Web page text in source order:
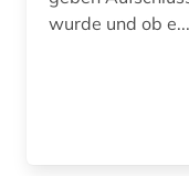
wurde und ob e...